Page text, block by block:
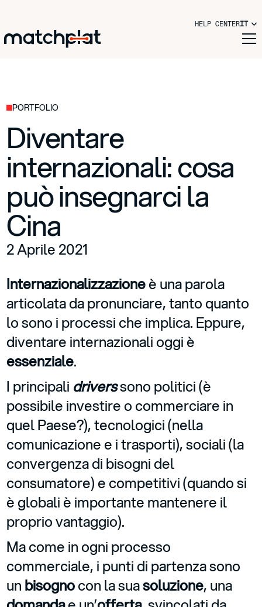
HELP CENTERIT
PORTFOLIO
Diventare
internazionali: cosa
può insegnarci la
Cina
2 Aprile 2021
Internazionalizzazioneè una parola
articolata da pronunciare, tanto quanto
lo sono i processi che implica. Eppure,
diventare internazionali oggi è
essenziale.
I principali driverssono politici (è
possibile investire o commerciare in
quel Paese?), tecnologici (nella
comunicazione e i trasporti), sociali (la
convergenza di bisogni del
consumatore) e competitivi (quando si
è globali è importante mantenere il
proprio vantaggio).
Ma come in ogni processo
commerciale, i punti di partenza sono
un bisognocon la suasoluzione, una